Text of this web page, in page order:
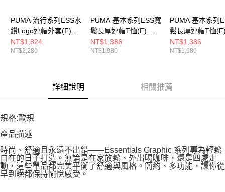
PUMA 流行系列ESS水
鑽Logo連帽外套(F) 女
其他外套 63539401
NT$1,824
NT$2,280
PUMA 基本系列ESS寬
鬆長厚連帽T恤(F) 女
其他長袖WATER
68539896
NT$1,386
NT$1,980
PUMA 基本系列
鬆長厚連帽T恤
其他長袖WATER
68539801
NT$1,386
NT$1,980
詳細說明 相關推薦
規格:歐規
產品描述
時尚、舒適且永遠不出錯——Essentials Graphic 系列專為輕鬆
自在的日子打造。無論是在家放鬆、外出喝咖啡，還是四處走
動，這些單品都完美平衡了舒適與風格。簡約、多功能，讓你從
早到晚都保持愉悅感受。